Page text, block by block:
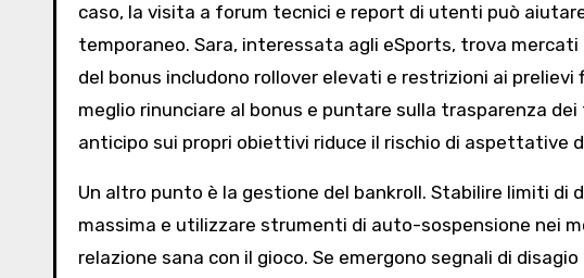
caso, la visita a forum tecnici e report di utenti può
temporaneo. Sara, interessata agli eSports, trova
del bonus includono rollover elevati e restrizioni ai
meglio rinunciare al bonus e puntare sulla trasparenza
anticipo sui propri obiettivi riduce il rischio di aspettative
Un altro punto è la gestione del bankroll. Stabilire limiti di
massima e utilizzare strumenti di auto-sospensione nei
relazione sana con il gioco. Se emergono segnali di